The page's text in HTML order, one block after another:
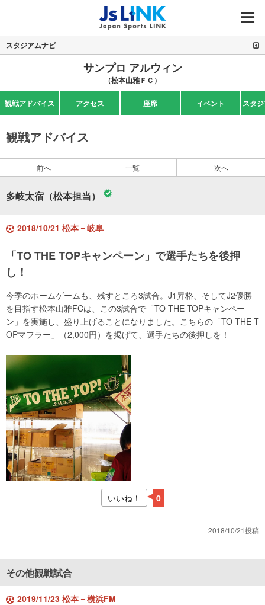
MENU
スタジアムナビ
サンプロ アルウィン
（松本山雅ＦＣ）
観戦アドバイス アクセス 座席 イベント スタ
観戦アドバイス
前へ 一覧 次へ
多岐太宿（松本担当）
2018/10/21 松本－岐阜
「TO THE TOPキャンペーン」で選手たちを後押
し！
今季のホームゲームも、残すところ3試合。J1昇格、そしてJ2優勝
を目指す松本山雅FCは、この3試合で「TO THE TOPキャンペー
ン」を実施し、盛り上げることになりました。こちらの「TO THE T
OPマフラー」（2,000円）を掲げて、選手たちの後押しを！
いいね！ 0
2018/10/21投稿
その他観戦試合
2019/11/23 松本－横浜FM